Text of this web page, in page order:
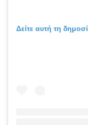
Δείτε αυτή τη